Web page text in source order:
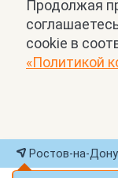
Продолжая
cookie в
«Политикой
Ростов-на-Дону